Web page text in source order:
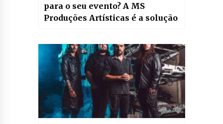
para o seu evento? A MS
Produções Artísticas é a solução